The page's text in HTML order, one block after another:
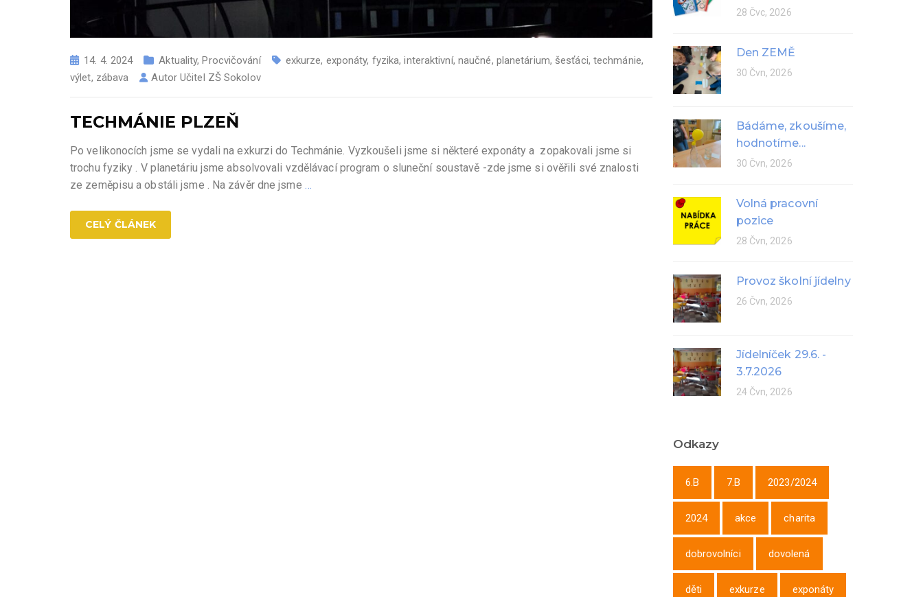
14. 4. 2024 Aktuality,Procvičování exkurze, exponáty, fyzika,interaktivní, naučné, planetárium, šesťáci, techmánie,
výlet, zábava AutorUčitel ZŠ Sokolov
TECHMÁNIE PLZEŇ
Po velikonocích jsme se vydali na exkurzi do Techmánie. Vyzkoušeli jsme si některé exponáty a zopakovali jsme si
trochu fyziky . V planetáriu jsme absolvovali vzdělávací program o sluneční soustavě -zde jsme si ověřili své znalosti
ze zeměpisu a obstáli jsme . Na závěr dne jsme …
CELÝ ČLÁNEK
28 Čvc, 2026
Den ZEMĚ
30 Čvn, 2026
Bádáme, zkoušíme,
hodnotíme...
30 Čvn, 2026
Volná pracovní
pozice
28 Čvn, 2026
Provoz školní jídelny
26 Čvn, 2026
Jídelníček 29.6. -
3.7.2026
24 Čvn, 2026
Odkazy
6.B 7.B 2023/2024
2024 akce charita
dobrovolníci dovolená
děti exkurze exponáty